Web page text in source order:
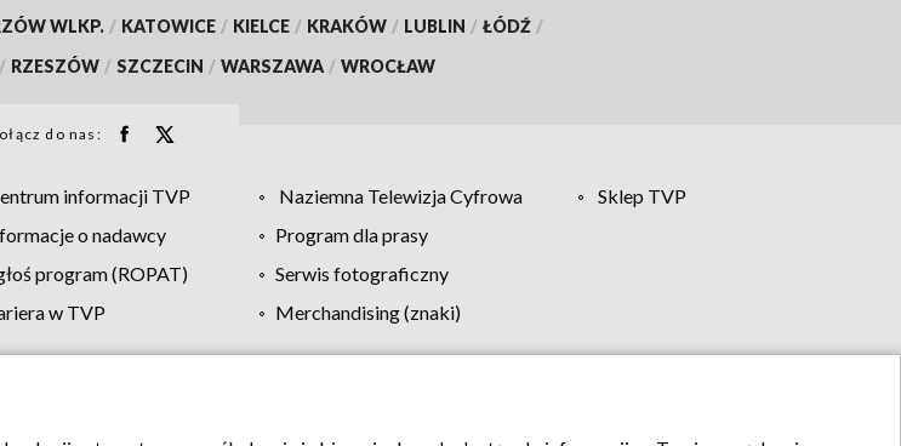
WLKP. / KATOWICE / KIELCE / KRAKÓW / LUBLIN / ŁÓDŹ /
/ RZESZÓW / SZCZECIN / WARSZAWA / WROCŁAW
do nas:
informacji TVP Naziemna Telewizja Cyfrowa
Sklep TVP
o nadawcy
Program dla prasy
program (ROPAT)
Serwis fotograficzny
w TVP
Merchandising (znaki)
Moje zgody Pomoc Biuro reklamy Kontakt